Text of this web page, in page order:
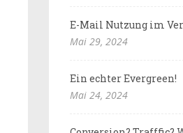
E-Mail Nutzung im
Mai 29, 2024
Ein echter Evergreen!
Mai 24, 2024